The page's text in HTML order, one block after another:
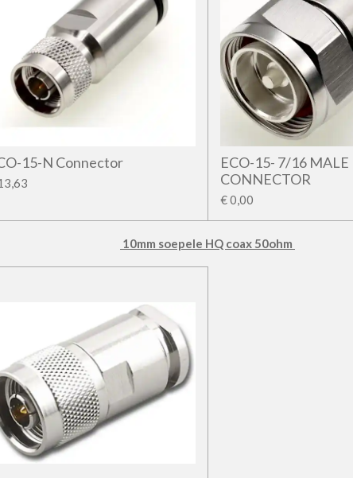
15-N Connector
ECO-15- 7/16 MALE
CONNECTOR
€ 0,00
10mm soepele HQ coax 50ohm